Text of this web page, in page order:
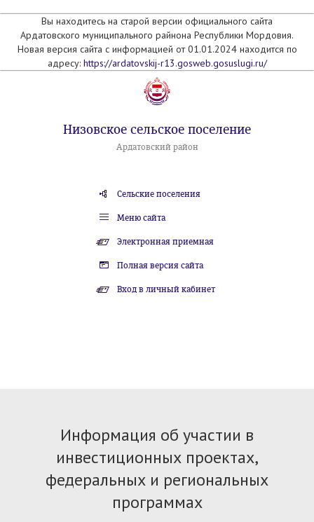
Вы находитесь на старой версии официального сайта
Ардатовского муниципального райнона Республики Мордовия.
Новая версия сайта с информацией от 01.01.2024 находится по
адресу: https://ardatovskij-r13.gosweb.gosuslugi.ru/
Низовское сельское поселение
Ардатовский район
Сельские поселения
Меню сайта
Электронная приемная
Полная версия сайта
Вход в личный кабинет
Информация об участии в
инвестиционных проектах,
федеральных и региональных
программах